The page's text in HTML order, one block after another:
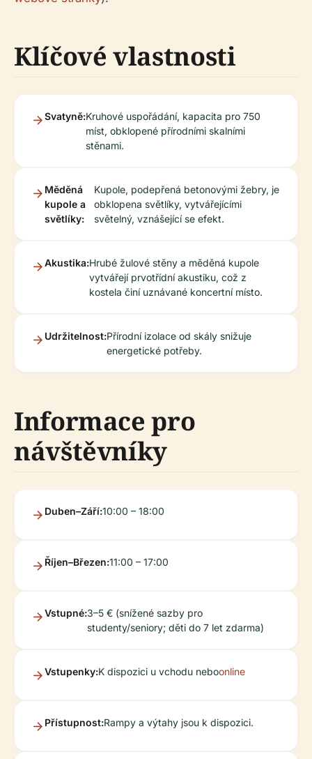
Klíčové vlastnosti
Svatyně:Kruhové uspořádání, kapacita pro 750
míst, obklopené přírodními skalními
stěnami.
Měděná
kupole a
světlíky:
Kupole, podepřená betonovými žebry, je
obklopena světlíky, vytvářejícími
světelný, vznášející se efekt.
Akustika:Hrubé žulové stěny a měděná kupole
vytvářejí prvotřídní akustiku, což z
kostela činí uznávané koncertní místo.
Udržitelnost:Přírodní izolace od skály snižuje
energetické potřeby.
Informace pro
návštěvníky
Duben–Září:10:00 – 18:00
Říjen–Březen:11:00 – 17:00
Vstupné:3–5 € (snížené sazby pro
studenty/seniory; děti do 7 let zdarma)
Vstupenky:K dispozici u vchodu neboonline
Přístupnost:Rampy a výtahy jsou k dispozici.